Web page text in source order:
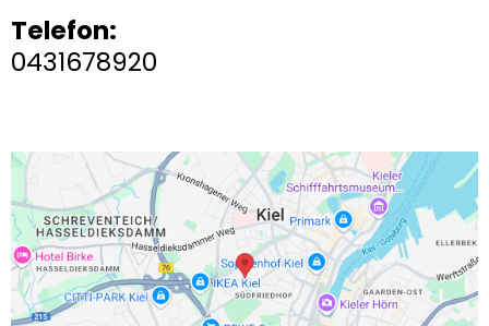
Telefon:
0431678920